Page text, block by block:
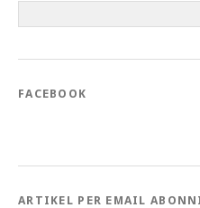
FACEBOOK
ARTIKEL PER EMAIL